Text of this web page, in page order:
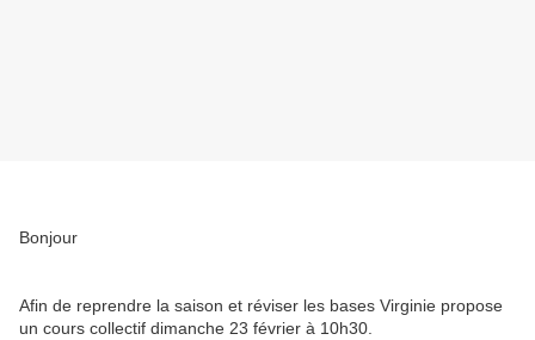
Bonjour
Afin de reprendre la saison et réviser les bases Virginie propose
un cours collectif dimanche 23 février à 10h30.